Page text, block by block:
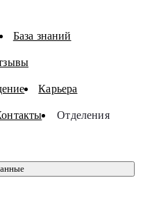
База знаний
Карьера
Отделения